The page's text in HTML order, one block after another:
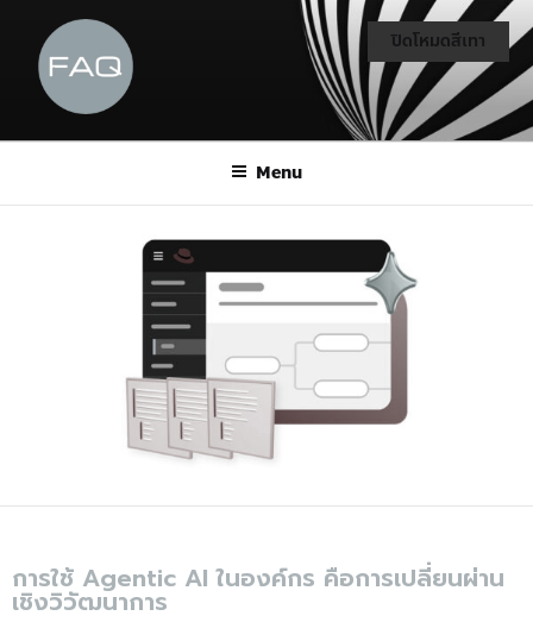
Menu
การใช้ Agentic AI ในองค์กร คือการเปลี่ยนผ่าน
เชิงวิวัฒนาการ
ปิดโหมดสีเทา